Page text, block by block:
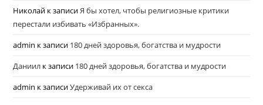
Николай к записиЯ бы хотел, чтобы религиозные критики
перестали избивать «Избранных».
admin к записи 180 дней здоровья, богатства и мудрости
Даниил к записи 180 дней здоровья, богатства и мудрости
admin к записиУдерживай их от секса